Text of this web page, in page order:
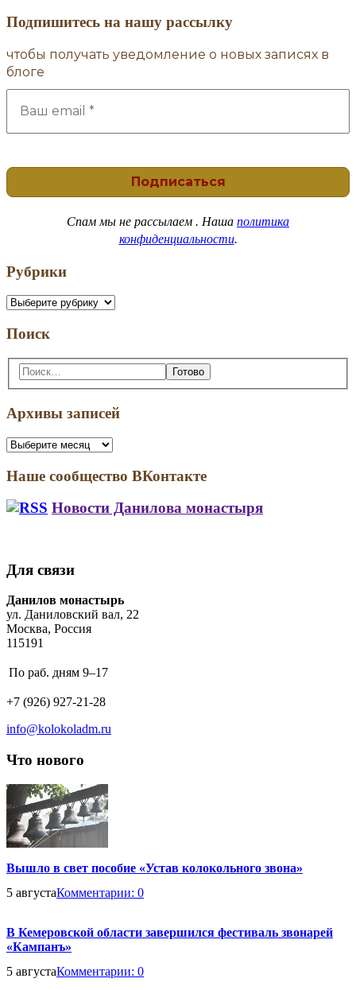
Петра
Павла!"
Подпишитесь на нашу рассылку
чтобы получать уведомление о новых записях в
блоге
Спам мы не рассылаем . Наша политика
конфиденциальности.
Рубрики
Рубрики
Поиск
Поиск:
Архивы записей
Архивы
Наше сообщество ВКонтакте
Новости Данилова монастыря
Для связи
Address:
Данилов монастырь
ул. Даниловский вал, 22
Москва, Россия
115191
Business
По раб. дням 9–17
Phone
+7 (926) 927-21-28
Email
info@kolokoladm.ru
Что нового
Вышло в свет пособие «Устав колокольного звона»
5 августаКомментарии: 0
В Кемеровской области завершился фестиваль звонарей
«Кампанъ»
5 августаКомментарии: 0